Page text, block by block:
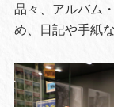
品々、アルバム
め、日記や手紙